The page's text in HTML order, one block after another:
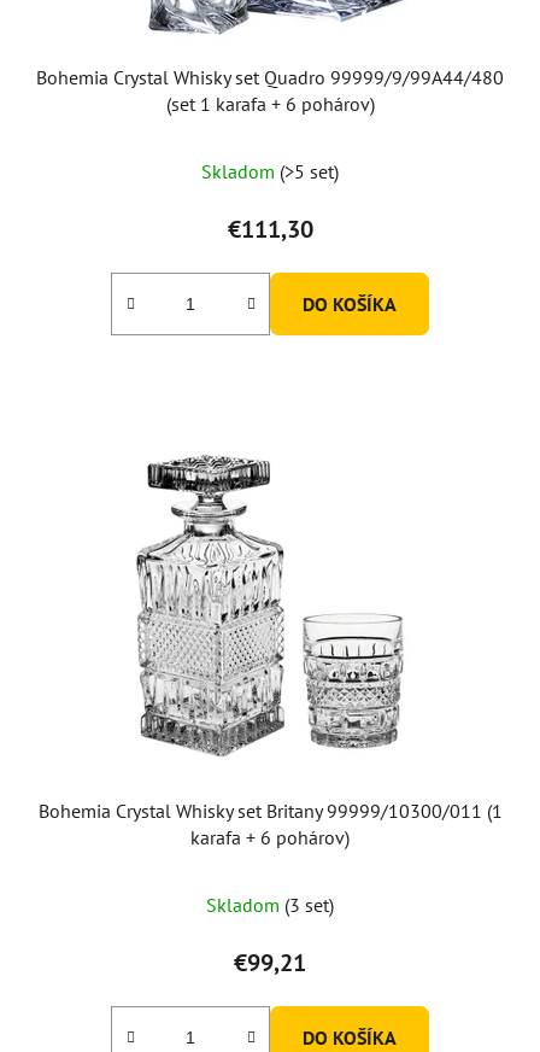
Bohemia Crystal Whisky set Quadro 99999/9/99A44/480
(set 1 karafa + 6 pohárov)
Skladom (>5 set)
€111,30
DO KOŠÍKA
Bohemia Crystal Whisky set Britany 99999/10300/011 (1
karafa + 6 pohárov)
Skladom (3 set)
€99,21
DO KOŠÍKA